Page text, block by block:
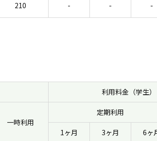
210 - - -
利用料金（学生）
一時利用
定期利用
1ヶ月 3ヶ月 6ヶ